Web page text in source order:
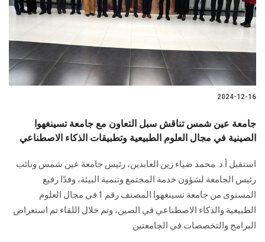
2024-12-16
جامعة عين شمس تناقش سبل التعاون مع جامعة تسينغهوا
الصينية في مجال العلوم الطبيعية وتطبيقات الذكاء الاصطناعي
استقبل أ.د. محمد ضياء زين العابدين، رئيس جامعة عين شمس ونائب
رئيس الجامعة لشؤون خدمة المجتمع وتنمية البيئة، وفدًا رفيع
المستوى من ‏جامعة تسينغهوا المصنف رقم 1 في مجال العلوم
الطبيعية والذكاء الاصطناعي في الصين‎، وتم خلال اللقاء تم استعراض
البرامج والتخصصات في الجامعتين ‏